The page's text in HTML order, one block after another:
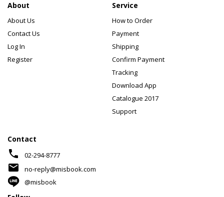
About
About Us
Contact Us
Log In
Register
Service
How to Order
Payment
Shipping
Confirm Payment
Tracking
Download App
Catalogue 2017
Support
Contact
phone 02-294-8777
mail
no-reply@misbook.com
@misbook